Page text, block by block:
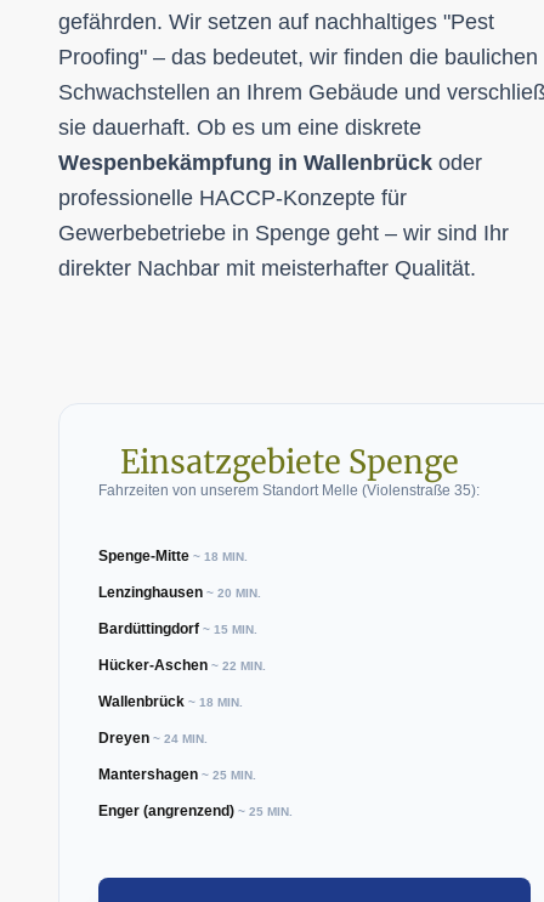
gefährden. Wir setzen auf nachhaltiges "Pest
Proofing" – das bedeutet, wir finden die baulichen
Schwachstellen an Ihrem Gebäude und
sie dauerhaft. Ob es um eine diskrete
Wespenbekämpfung in Wallenbrück oder
professionelle HACCP-Konzepte für
Gewerbebetriebe in Spenge geht – wir sind Ihr
direkter Nachbar mit meisterhafter Qualität.
Einsatzgebiete Spenge
Fahrzeiten von unserem Standort Melle (Violenstraße 35):
Spenge-Mitte ~ 18 MIN.
Lenzinghausen ~ 20 MIN.
Bardüttingdorf ~ 15 MIN.
Hücker-Aschen ~ 22 MIN.
Wallenbrück ~ 18 MIN.
Dreyen ~ 24 MIN.
Mantershagen ~ 25 MIN.
Enger (angrenzend) ~ 25 MIN.